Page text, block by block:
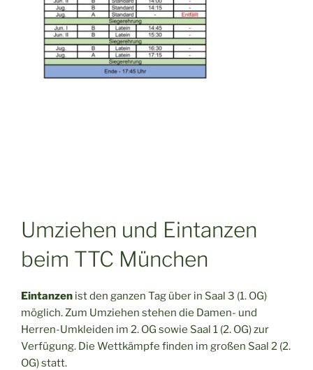
Umziehen und Eintanzen
beim TTC München
Eintanzen ist den ganzen Tag über in Saal 3 (1. OG)
möglich. Zum Umziehen stehen die Damen- und
Herren-Umkleiden im 2. OG sowie Saal 1 (2. OG) zur
Verfügung. Die Wettkämpfe finden im großen Saal 2 (2.
OG) statt.